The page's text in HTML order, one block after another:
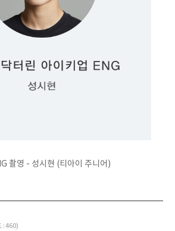
촬영 - 성시현 (티아이 주니어)
: 460)